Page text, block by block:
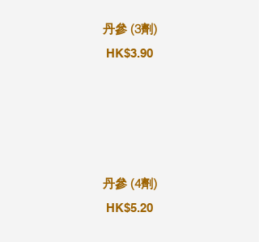
丹參 (3劑)
HK$3.90
丹參 (4劑)
HK$5.20